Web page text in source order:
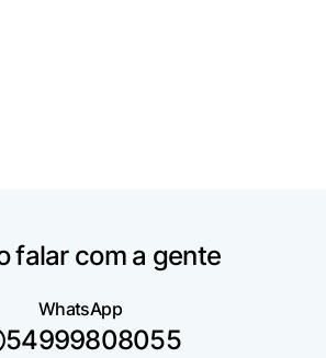
falar com a gente
WhatsApp
54999808055